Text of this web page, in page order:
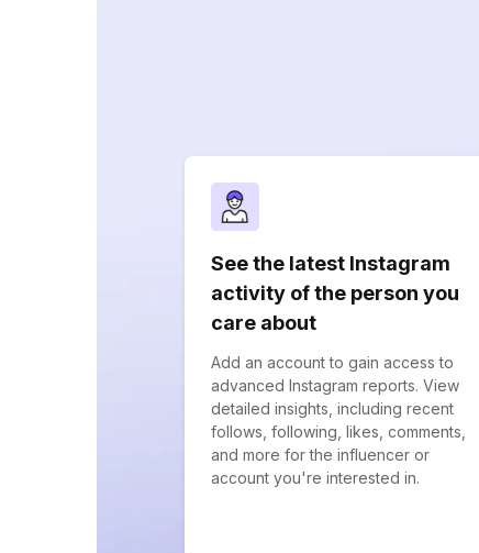
See the latest Instagram
activity of the person you
care about
Add an account to gain access to
advanced Instagram reports. View
detailed insights, including recent
follows, following, likes, comments,
and more for the influencer or
account you're interested in.